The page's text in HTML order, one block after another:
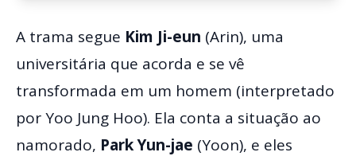
A trama segue Kim Ji-eun (Arin), uma
universitária que acorda e se vê
transformada em um homem (interpretado
por Yoo Jung Hoo). Ela conta a situação ao
namorado, Park Yun-jae (Yoon), e eles